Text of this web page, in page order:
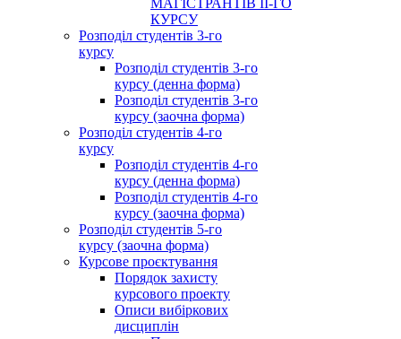
МАГІСТРАНТІВ ІІ-ГО
КУРСУ
Розподіл студентів 3-го
курсу
Розподіл студентів 3-го
курсу (денна форма)
Розподіл студентів 3-го
курсу (заочна форма)
Розподіл студентів 4-го
курсу
Розподіл студентів 4-го
курсу (денна форма)
Розподіл студентів 4-го
курсу (заочна форма)
Розподіл студентів 5-го
курсу (заочна форма)
Курсове проєктування
Порядок захисту
курсового проекту
Описи вибіркових
дисциплін